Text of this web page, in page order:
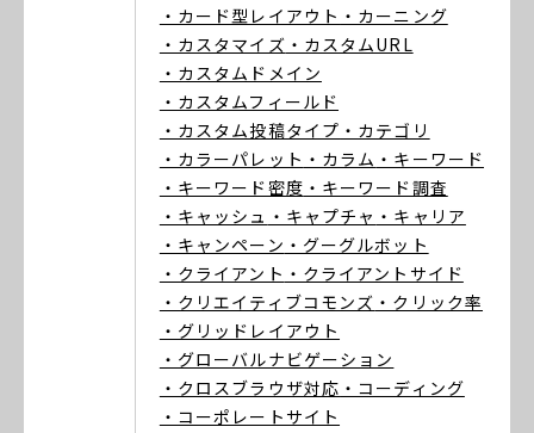
・カード型レイアウト ・カーニング
・カスタマイズ ・カスタムURL
・カスタムドメイン
・カスタムフィールド
・カスタム投稿タイプ ・カテゴリ
・カラーパレット ・カラム ・キーワード
・キーワード密度 ・キーワード調査
・キャッシュ ・キャプチャ ・キャリア
・キャンペーン ・グーグルボット
・クライアント ・クライアントサイド
・クリエイティブコモンズ ・クリック率
・グリッドレイアウト
・グローバルナビゲーション
・クロスブラウザ対応 ・コーディング
・コーポレートサイト